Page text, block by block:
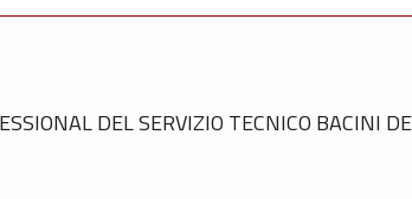
DEL SERVIZIO TECNICO BACINI